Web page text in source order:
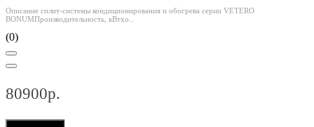
Описание сплит-системы кондиционирования и обогрева серии VETERO
BONUMПроизводительность, кВтхо..
(0)
80900р.